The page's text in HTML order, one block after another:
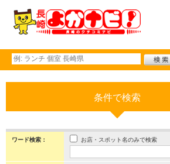
条件で検索
ワード検索： お店・スポット名のみで検索